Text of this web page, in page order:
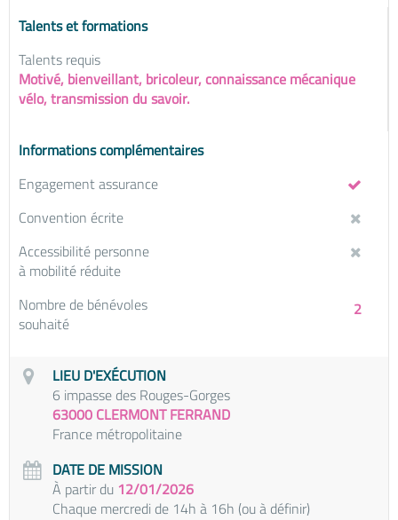
Talents et formations
Talents requis
Motivé, bienveillant, bricoleur, connaissance mécanique
vélo, transmission du savoir.
Informations complémentaires
Engagement assurance
Convention écrite
Accessibilité personne
à mobilité réduite
2
Nombre de bénévoles
souhaité
LIEU D'EXÉCUTION
6 impasse des Rouges-Gorges
63000 CLERMONT FERRAND
France métropolitaine
DATE DE MISSION
À partir du 12/01/2026
Chaque mercredi de 14h à 16h (ou à définir)